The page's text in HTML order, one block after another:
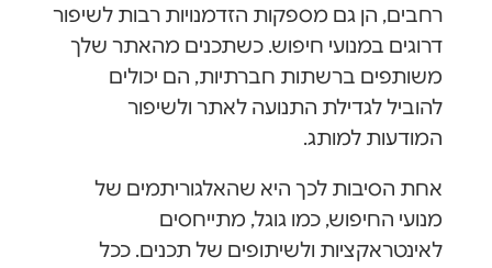
רחבים, הן גם מספקות הזדמנויות רבות לשיפור
דרוגים במנועי חיפוש. כשתכנים מהאתר שלך
משותפים ברשתות חברתיות, הם יכולים
להוביל לגדילת התנועה לאתר ולשיפור
המודעות למותג.
אחת הסיבות לכך היא שהאלגוריתמים של
מנועי החיפוש, כמו גוגל, מתייחסים
לאינטראקציות ולשיתופים של תכנים. ככל